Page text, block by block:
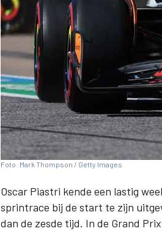
INDYCAR
WEC DTM
Foto: Mark Thompson / Getty Images
Oscar Piastri kende een lastig
sprintrace bij de start te zijn
dan de zesde tijd. In de Grand